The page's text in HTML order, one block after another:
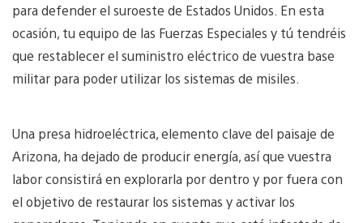
para defender el suroeste de Estados Unidos. En esta
ocasión, tu equipo de las Fuerzas Especiales y tú tendréis
que restablecer el suministro eléctrico de vuestra base
militar para poder utilizar los sistemas de misiles.
Una presa hidroeléctrica, elemento clave del paisaje de
Arizona, ha dejado de producir energía, así que vuestra
labor consistirá en explorarla por dentro y por fuera con
el objetivo de restaurar los sistemas y activar los